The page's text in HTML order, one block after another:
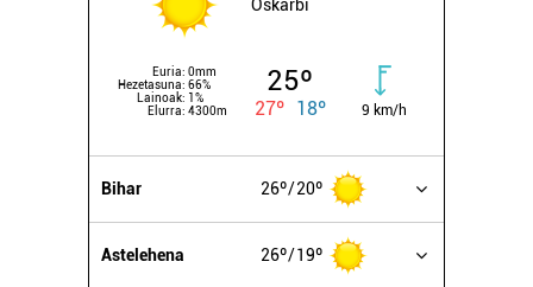
Oskarbi
Euria: 0mm
Hezetasuna: 66%
Lainoak: 1%
Elurra: 4300m
25º
27º 18º 9 km/h
Bihar 26º 20º
Astelehena 26º 19º